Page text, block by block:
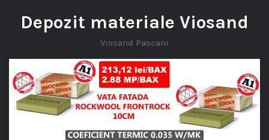
Depozit materiale Viosand
Viosand Pascani